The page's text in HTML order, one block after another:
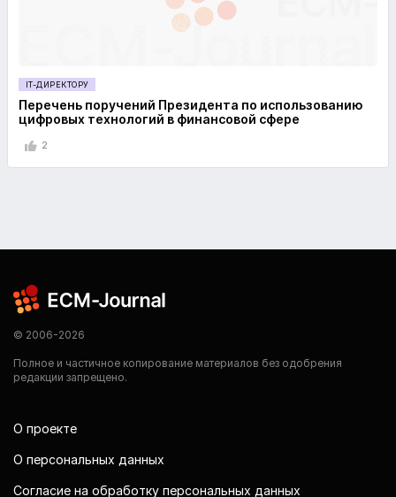
IT-ДИРЕКТОРУ
Перечень поручений Президента по использованию
цифровых технологий в финансовой сфере
2
© 2006-2026
Полное и частичное копирование материалов без одобрения
редакции запрещено.
О проекте
О персональных данных
Согласие на обработку персональных данных